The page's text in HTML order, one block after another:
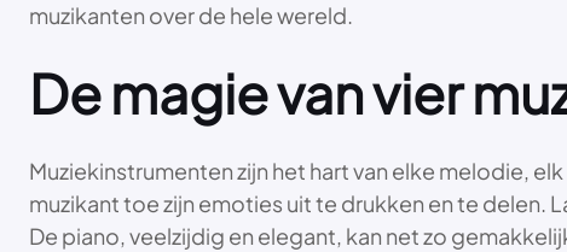
muzikanten over de hele wereld.
De magie van vier
Muziekinstrumenten zijn het hart van elke melodie,
muzikant toe zijn emoties uit te drukken en te delen.
De piano, veelzijdig en elegant, kan net zo